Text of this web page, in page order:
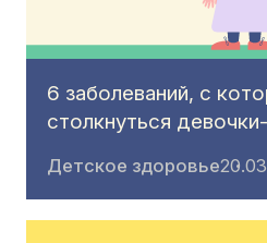
6 заболеваний, с
столкнуться
Детское здоровье